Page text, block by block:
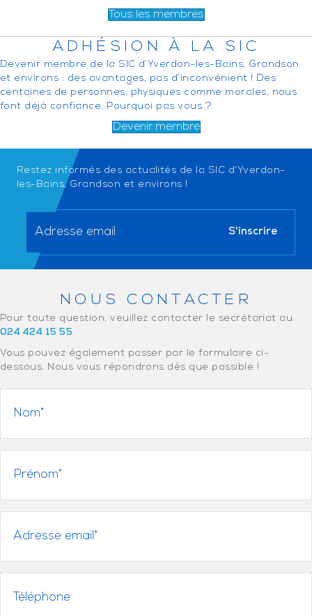
Tous les membres
ADHÉSION À LA SIC
Devenir membre de la SIC d’Yverdon-les-Bains, Grandson
et environs : des avantages, pas d’inconvénient ! Des
centaines de personnes, physiques comme morales, nous
font déjà confiance. Pourquoi pas vous ?
Devenir membre
Restez informés des actualités de la SIC d’Yverdon-
les-Bains, Grandson et environs !
NOUS CONTACTER
Pour toute question, veuillez contacter le secrétariat au
024 424 15 55.
Vous pouvez également passer par le formulaire ci-
dessous. Nous vous répondrons dès que possible !